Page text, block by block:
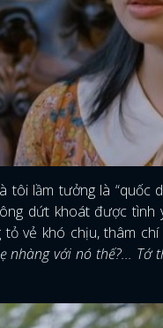
lầm tưởng là “quốc
dứt khoát được
vẻ khó chịu, thâm
nhàng với nó thế?...